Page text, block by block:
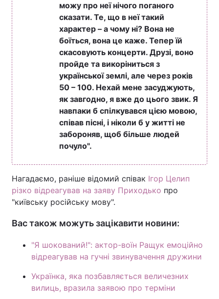
можу про неї нічого поганого
сказати. Те, що в неї такий
характер – а чому ні? Вона не
боїться, вона це каже. Тепер їй
скасовують концерти. Друзі, воно
пройде та викоріниться з
української землі, але через років
50 – 100. Нехай мене засуджують,
як завгодно, я вже до цього звик. Я
навпаки б спілкувався цією мовою,
співав пісні, і ніколи б у житті не
забороняв, щоб більше людей
почуло".
Нагадаємо, раніше відомий співак Ігор Целип
різко відреагував на заяву Приходько про
"київську російську мову".
Вас також можуть зацікавити новини:
"Я шокований!": актор-воїн Ращук емоційно
відреагував на гучні звинувачення дружини
Українка, яка позбавляється величезних
вилиць, вразила заявою про терміни